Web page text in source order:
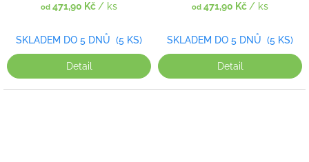
od 471,90 Kč/ ks
SKLADEM DO 5 DNŮ (5 KS)
Detail
od 471,90 Kč/ ks
SKLADEM DO 5 DNŮ (5 KS)
Detail